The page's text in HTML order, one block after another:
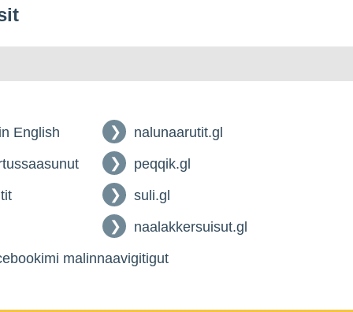
English
nalunaarutit.gl
peqqik.gl
suli.gl
naalakkersuisut.gl
malinnaavigitigut